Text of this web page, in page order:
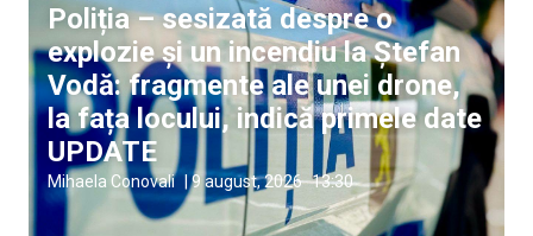
Poliția – sesizată despre o
explozie și un incendiu la Ștefan
Vodă: fragmente ale unei drone,
la fața locului, indică primele date
UPDATE
Mihaela Conovali 9 august, 2026 13:30